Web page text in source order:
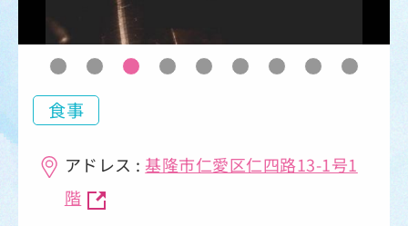
食事
アドレス : 基隆市仁愛区仁四路13-1号1
階